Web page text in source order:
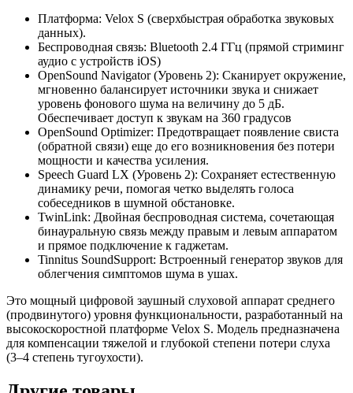
Платформа: Velox S (сверхбыстрая обработка звуковых
данных).
Беспроводная связь: Bluetooth 2.4 ГГц (прямой стриминг
аудио с устройств iOS)
OpenSound Navigator (Уровень 2): Сканирует окружение,
мгновенно балансирует источники звука и снижает
уровень фонового шума на величину до 5 дБ.
Обеспечивает доступ к звукам на 360 градусов
OpenSound Optimizer: Предотвращает появление свиста
(обратной связи) еще до его возникновения без потери
мощности и качества усиления.
Speech Guard LX (Уровень 2): Сохраняет естественную
динамику речи, помогая четко выделять голоса
собеседников в шумной обстановке.
TwinLink: Двойная беспроводная система, сочетающая
бинауральную связь между правым и левым аппаратом
и прямое подключение к гаджетам.
Tinnitus SoundSupport: Встроенный генератор звуков для
облегчения симптомов шума в ушах.
Это мощный цифровой заушный слуховой аппарат среднего
(продвинутого) уровня функциональности, разработанный на
высокоскоростной платформе Velox S. Модель предназначена
для компенсации тяжелой и глубокой степени потери слуха
(3–4 степень тугоухости).